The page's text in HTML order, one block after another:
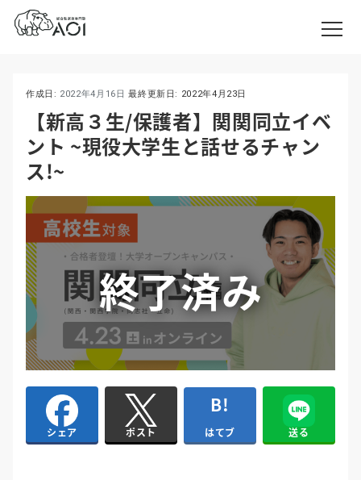
作成日: 2022年4月16日最終更新日: 2022年4月23日
【新高３生/保護者】関関同立イベ
ント ~現役大学生と話せるチャン
ス!~
シェア ポスト はてブ 送る